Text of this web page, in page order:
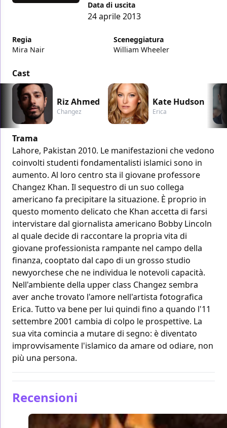
Data di uscita
24 aprile 2013
Regia
Mira Nair
Sceneggiatura
William Wheeler
Cast
Riz Ahmed
Changez
Kate Hudson
Erica
Trama
Lahore, Pakistan 2010. Le manifestazioni che vedono
coinvolti studenti fondamentalisti islamici sono in
aumento. Al loro centro sta il giovane professore
Changez Khan. Il sequestro di un suo collega
americano fa precipitare la situazione. È proprio in
questo momento delicato che Khan accetta di farsi
intervistare dal giornalista americano Bobby Lincoln
al quale decide di raccontare la propria vita di
giovane professionista rampante nel campo della
finanza, cooptato dal capo di un grosso studio
newyorchese che ne individua le notevoli capacità.
Nell'ambiente della upper class Changez sembra
aver anche trovato l'amore nell'artista fotografica
Erica. Tutto va bene per lui quindi fino a quando l'11
settembre 2001 cambia di colpo le prospettive. La
sua vita comincia a mutare di segno: è diventato
improvvisamente l'islamico da amare od odiare, non
più una persona.
Recensioni